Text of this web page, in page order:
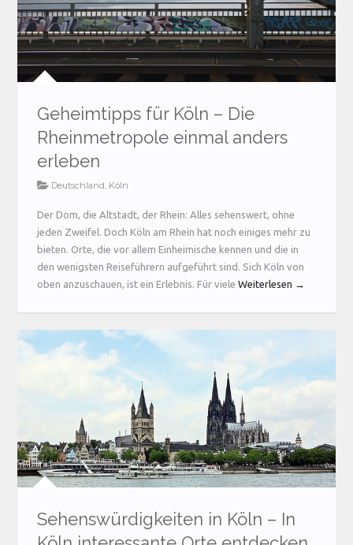
Geheimtipps für Köln – Die
Rheinmetropole einmal anders
erleben
Deutschland, Köln
Der Dom, die Altstadt, der Rhein: Alles sehenswert, ohne
jeden Zweifel. Doch Köln am Rhein hat noch einiges mehr zu
bieten. Orte, die vor allem Einheimische kennen und die in
den wenigsten Reiseführern aufgeführt sind. Sich Köln von
oben anzuschauen, ist ein Erlebnis. Für vieleWeiterlesen →
Sehenswürdigkeiten in Köln – In